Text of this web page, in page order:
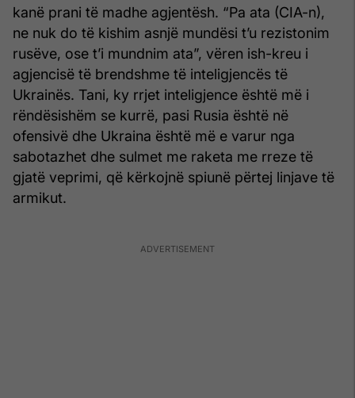
kanë prani të madhe agjentësh. “Pa ata (CIA-n),
ne nuk do të kishim asnjë mundësi t’u rezistonim
rusëve, ose t’i mundnim ata”, vëren ish-kreu i
agjencisë të brendshme të inteligjencës të
Ukrainës. Tani, ky rrjet inteligjence është më i
rëndësishëm se kurrë, pasi Rusia është në
ofensivë dhe Ukraina është më e varur nga
sabotazhet dhe sulmet me raketa me rreze të
gjatë veprimi, që kërkojnë spiunë përtej linjave të
armikut.